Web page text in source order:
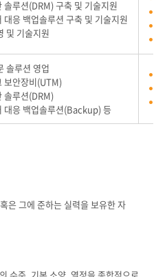
솔루션(DRM) 구축 및 기술지원
대응 백업솔루션 구축 및 기술지원
및 기술지원
솔루션 영업
보안장비(UTM)
솔루션(DRM)
대응 백업솔루션(Backup) 등
은 그에 준하는 실력을 보유한 자